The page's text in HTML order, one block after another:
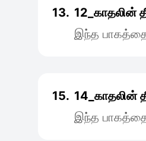
13. 12_காதலின்
இந்த
15. 14_காதலின்
இந்த